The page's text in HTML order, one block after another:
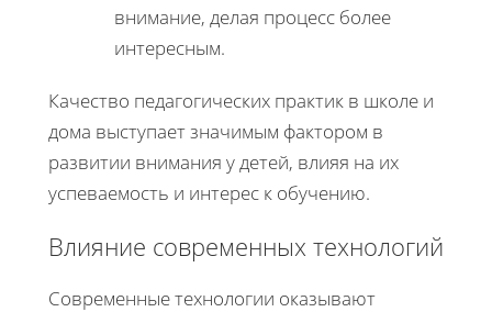
внимание, делая процесс более
интересным.
Качество педагогических практик в школе и
дома выступает значимым фактором в
развитии внимания у детей, влияя на их
успеваемость и интерес к обучению.
Влияние современных технологий
Современные технологии оказывают